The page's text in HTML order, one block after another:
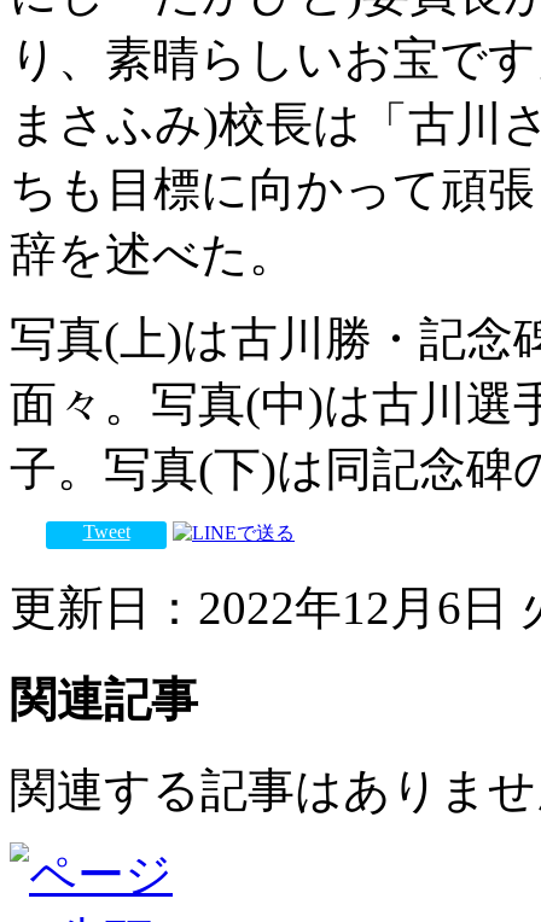
り、素晴らしいお宝で
まさふみ)校長は「古川
ちも目標に向かって頑
辞を述べた。
写真(上)は古川勝・記念
面々。写真(中)は古川選
子。写真(下)は同記念碑
Tweet
更新日：2022年12月6日
関連記事
関連する記事はありま